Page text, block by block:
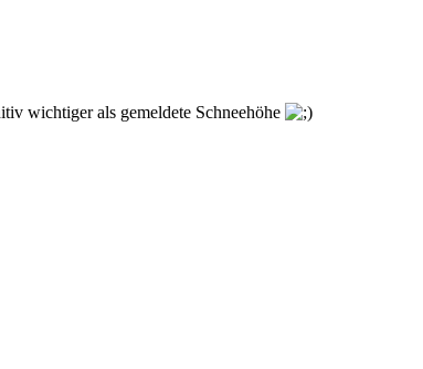
wichtiger als gemeldete Schneehöhe